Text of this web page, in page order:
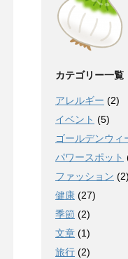
カテゴリー一覧
アレルギー (2)
イベント (5)
ゴールデンウィ
パワースポット
ファッション (2)
健康 (27)
季節 (2)
文章 (1)
旅行 (2)